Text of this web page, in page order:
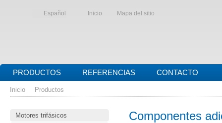
Español Inicio Mapa del sitio
PRODUCTOS REFERENCIAS CONTACTO
Inicio Productos
Motores trifásicos
Componentes